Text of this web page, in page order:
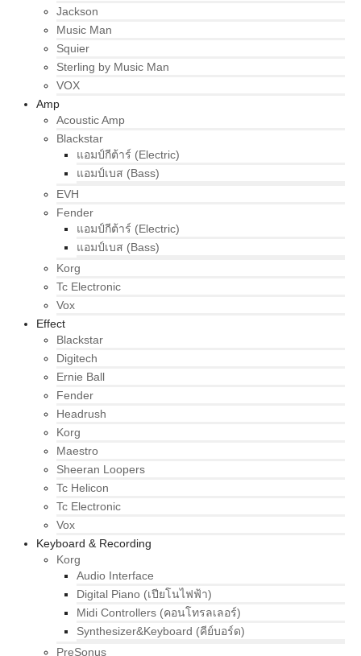
Jackson
Music Man
Squier
Sterling by Music Man
VOX
Amp
Acoustic Amp
Blackstar
แอมป์กีต้าร์ (Electric)
แอมป์เบส (Bass)
EVH
Fender
แอมป์กีต้าร์ (Electric)
แอมป์เบส (Bass)
Korg
Tc Electronic
Vox
Effect
Blackstar
Digitech
Ernie Ball
Fender
Headrush
Korg
Maestro
Sheeran Loopers
Tc Helicon
Tc Electronic
Vox
Keyboard & Recording
Korg
Audio Interface
Digital Piano (เปียโนไฟฟ้า)
Midi Controllers (คอนโทรลเลอร์)
Synthesizer&Keyboard (คีย์บอร์ด)
PreSonus